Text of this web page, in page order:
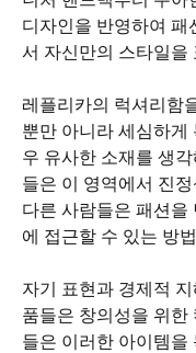
디자인을 반영하여 패
서 자신만의 스타일을
레플리카의 럭셔리함
뿐만 아니라 세심하게
우 유사한 소재를 생
들은 이 영역에서 진
다른 사람들은 패션을
에 접근할 수 있는 방
자기 표현과 경제적
품들은 창의성을 위
들은 이러한 아이템을